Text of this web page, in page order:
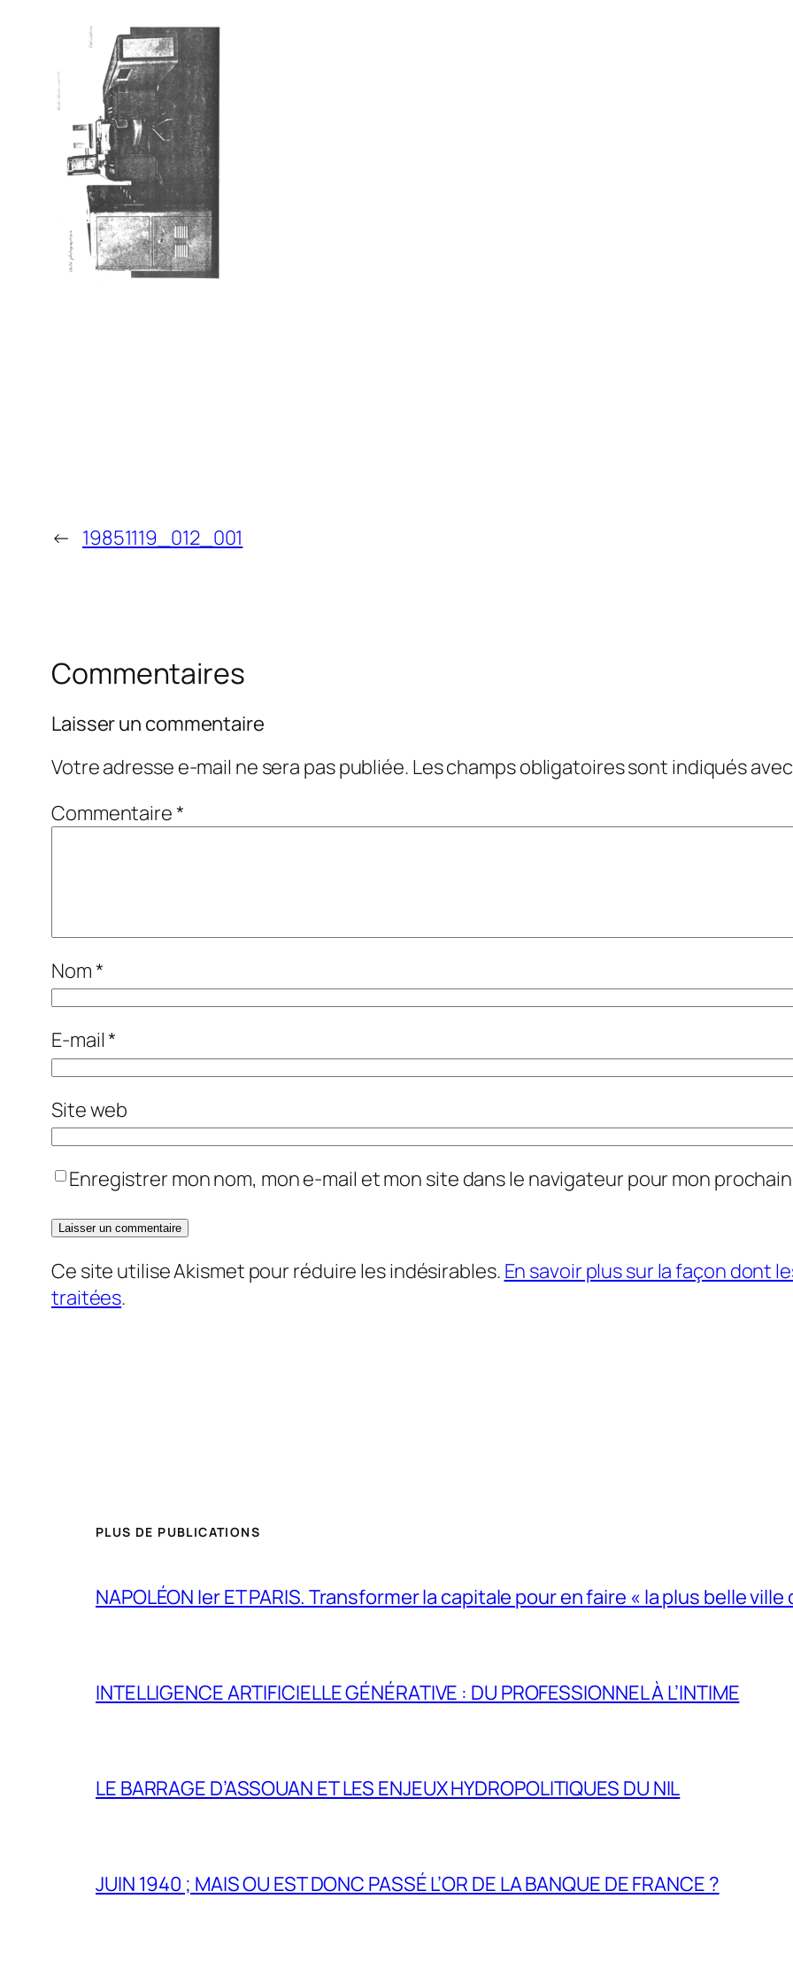
← 19851119_012_001
Commentaires
Laisser un commentaire
Votre adresse e-mail ne sera pas publiée. Les champs obligatoires sont indiqués
Commentaire*
Nom*
E-mail*
Site web
Enregistrer mon nom, mon e-mail et mon site dans le navigateur pour mon
Ce site utilise Akismet pour réduire les indésirables. En savoir plus sur la façon dont
traitées.
PLUS DE PUBLICATIONS
NAPOLÉON Ier ET PARIS. Transformer la capitale pour en faire « la plus belle
INTELLIGENCE ARTIFICIELLE GÉNÉRATIVE : DU PROFESSIONNEL À L’INTIME
LE BARRAGE D’ASSOUAN ET LES ENJEUX HYDROPOLITIQUES DU NIL
JUIN 1940 ; MAIS OU EST DONC PASSÉ L’OR DE LA BANQUE DE FRANCE ?